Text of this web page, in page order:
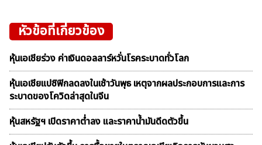
หัวข้อที่เกี่ยวข้อง
หุ้นเอเชียร่วง ค่าเงินดอลลาร์หวั่นโรคระบาดทั่วโลก
หุ้นเอเชียแปซิฟิกลดลงในเช้าวันพุธ เหตุจากผลประกอบการและการ
ระบาดของโควิดล่าสุดในจีน
หุ้นสหรัฐฯ เปิดราคาต่ำลง และราคาน้ำมันดีดตัวขึ้น